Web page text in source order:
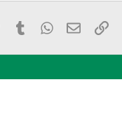
PinterestTumblr WhatsApp
E-Mail